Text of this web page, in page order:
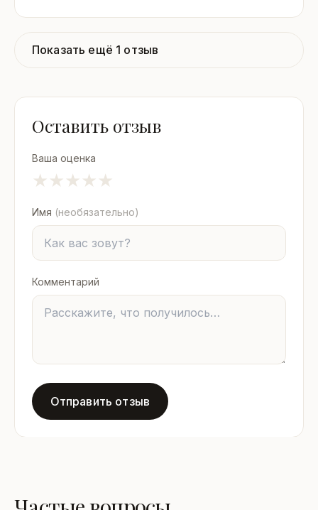
Показать ещё 1 отзыв
Оставить отзыв
Ваша оценка
★
★
★
★
★
Имя (необязательно)
Комментарий
Отправить отзыв